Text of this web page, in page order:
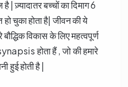
| ज़्यादातर बच्चों का दिमाग 6
चुका होता है| जीवन की ये
बौद्धिक विकास के लिए महत्वपूर्ण
होता हैं , जो की हमारे
हुई होती है |